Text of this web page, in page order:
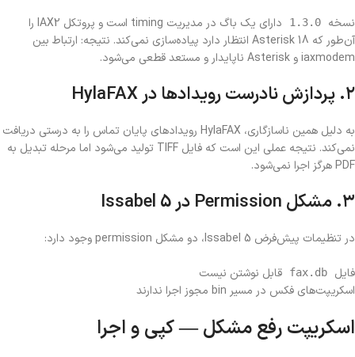
نسخه 1.3.0
دارای یک باگ در مدیریت timing است و پروتکل IAX2 را
آن‌طور که Asterisk 18 انتظار دارد پیاده‌سازی نمی‌کند. نتیجه: ارتباط بین
iaxmodem و Asterisk ناپایدار و مستعد قطعی می‌شود.
۲. پردازش نادرست رویدادها در HylaFAX
به دلیل همین ناسازگاری، HylaFAX رویدادهای پایان تماس را به درستی دریافت
نمی‌کند. نتیجه عملی این است که فایل TIFF تولید می‌شود اما مرحله تبدیل به
PDF هرگز اجرا نمی‌شود.
۳. مشکل Permission در Issabel 5
در تنظیمات پیش‌فرض Issabel 5، دو مشکل permission وجود دارد:
فایل fax.db
قابل نوشتن نیست
اسکریپت‌های فکس در مسیر bin مجوز اجرا ندارند
اسکریپت رفع مشکل — کپی و اجرا